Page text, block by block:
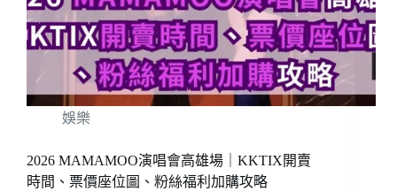
娛樂
2026 MAMAMOO演唱會高雄場｜KKTIX開賣
時間、票價座位圖、粉絲福利加購攻略